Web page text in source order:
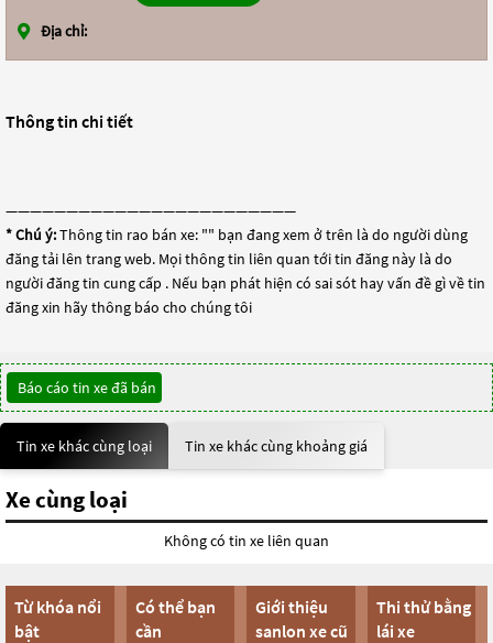
Địa chỉ:
Thông tin chi tiết
————————————————————————
* Chú ý:Thông tin rao bán xe: "" bạn đang xem ở trên là do người dùng
đăng tải lên trang web. Mọi thông tin liên quan tới tin đăng này là do
người đăng tin cung cấp . Nếu bạn phát hiện có sai sót hay vấn đề gì về tin
đăng xin hãy thông báo cho chúng tôi
Báo cáo tin xe đã bán
Tin xe khác cùng loại Tin xe khác cùng khoảng giá
Xe cùng loại
Không có tin xe liên quan
Từ khóa nổi
bật
Có thể bạn
cần
Giới thiệu
sanlon xe cũ
Thi thử bằng
lái xe